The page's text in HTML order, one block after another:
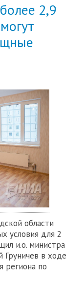
2,9
области
условия для 2
и.о. министра
Груничев в ходе
региона по